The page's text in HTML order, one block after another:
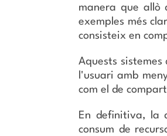
manera que allò
exemples més
consisteix en
Aquests sistemes
l'usuari amb
com el de
En definitiva, la
consum de